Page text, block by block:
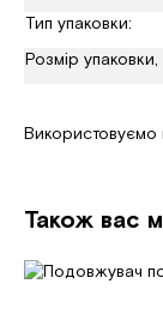
Тип упаковки:
Розмір
Використовуємо
Також вас